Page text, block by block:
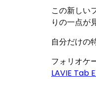
この新しい
りの一点が
自分だけの
フォリオケ
LAVIE Tab